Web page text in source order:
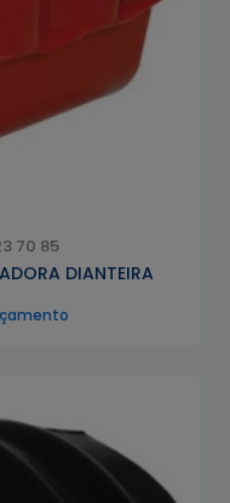
70 85
DIANTEIRA